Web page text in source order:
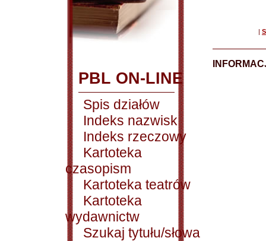
PBL ON-LINE
Spis działów
Indeks nazwisk
Indeks rzeczowy
Kartoteka
czasopism
Kartoteka teatrów
Kartoteka
wydawnictw
Szukaj tytułu/słowa
|